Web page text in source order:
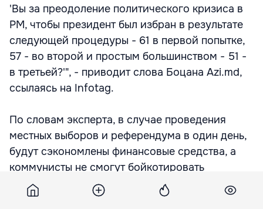
'Вы за преодоление политического кризиса в
РМ, чтобы президент был избран в результате
следующей процедуры - 61 в первой попытке,
57 - во второй и простым большинством - 51 -
в третьей?'", - приводит слова Боцана Azi.md,
ссылаясь на Infotag.
По словам эксперта, в случае проведения
местных выборов и референдума в один день,
будут сэкономлены финансовые средства, а
коммунисты не смогут бойкотировать
голосование.